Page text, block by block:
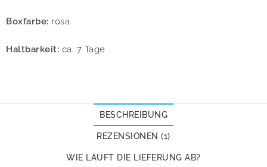
Boxfarbe: rosa
Haltbarkeit: ca. 7 Tage
BESCHREIBUNG
REZENSIONEN (1)
WIE LÄUFT DIE LIEFERUNG AB?